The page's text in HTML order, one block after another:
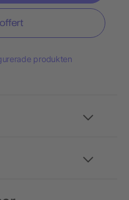
produkten